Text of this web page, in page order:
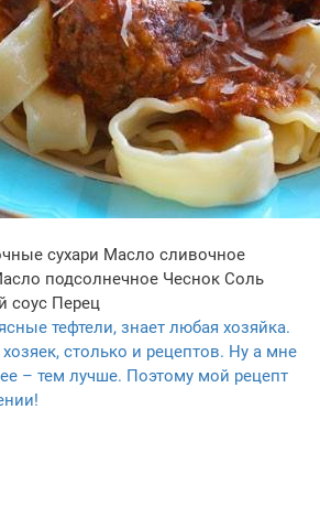
сухари Масло сливочное
подсолнечное Чеснок Соль
соус Перец
тефтели, знает любая хозяйка.
столько и рецептов. Ну а мне
– тем лучше. Поэтому мой рецепт